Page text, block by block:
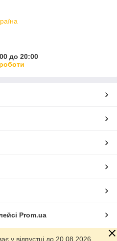
до 20:00
Prom.ua
у відпустці до 20.08.2026.